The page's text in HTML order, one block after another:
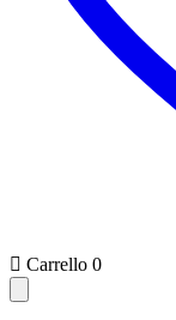
 Carrello 0